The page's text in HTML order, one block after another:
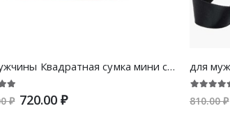
для мужчины Квадратная сумка мини с текстовым принтом
₽ 720.00 ₽ 810.00 ₽